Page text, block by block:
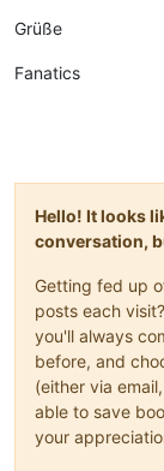
Grüße
Fanatics
Hello! It looks
conversation,
Getting fed up
posts each
you'll always
before, and
(either via
able to save
your